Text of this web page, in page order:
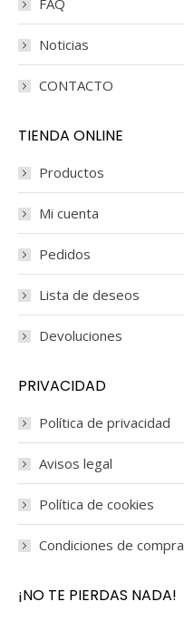
FAQ
Noticias
CONTACTO
TIENDA ONLINE
Productos
Mi cuenta
Pedidos
Lista de deseos
Devoluciones
PRIVACIDAD
Política de privacidad
Avisos legal
Política de cookies
Condiciones de compra
¡NO TE PIERDAS NADA!